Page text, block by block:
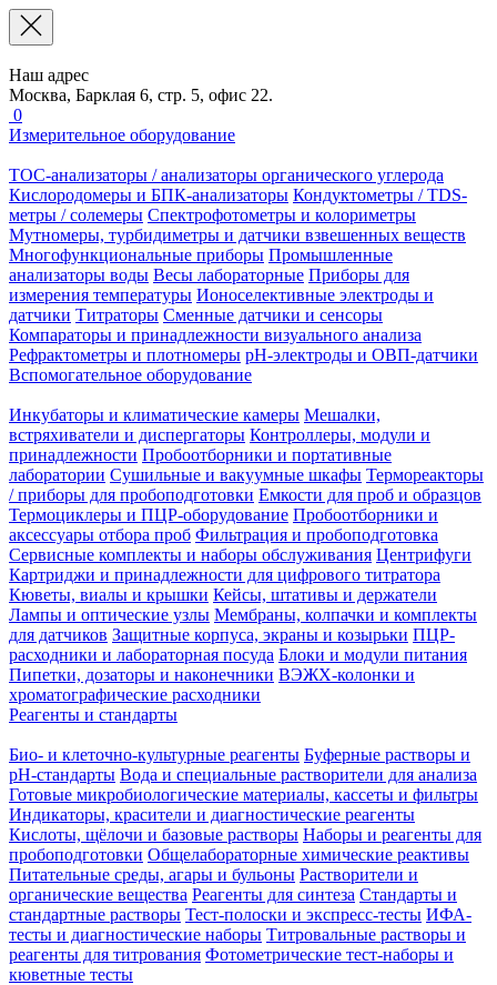
Наш адрес
Москва, Барклая 6, стр. 5, офис 22.
0
Измерительное оборудование
TOC-анализаторы / анализаторы органического углерода
Кислородомеры и БПК-анализаторы Кондуктометры / TDS-
метры / солемеры Спектрофотометры и колориметры
Мутномеры, турбидиметры и датчики взвешенных веществ
Многофункциональные приборы Промышленные
анализаторы воды Весы лабораторные Приборы для
измерения температуры Ионоселективные электроды и
датчики Титраторы Сменные датчики и сенсоры
Компараторы и принадлежности визуального анализа
Рефрактометры и плотномеры pH-электроды и ОВП-датчики
Вспомогательное оборудование
Инкубаторы и климатические камеры Мешалки,
встряхиватели и диспергаторы Контроллеры, модули и
принадлежности Пробоотборники и портативные
лаборатории Сушильные и вакуумные шкафы Термореакторы
/ приборы для пробоподготовки Емкости для проб и образцов
Термоциклеры и ПЦР-оборудование Пробоотборники и
аксессуары отбора проб Фильтрация и пробоподготовка
Сервисные комплекты и наборы обслуживания Центрифуги
Картриджи и принадлежности для цифрового титратора
Кюветы, виалы и крышки Кейсы, штативы и держатели
Лампы и оптические узлы Мембраны, колпачки и комплекты
для датчиков Защитные корпуса, экраны и козырьки ПЦР-
расходники и лабораторная посуда Блоки и модули питания
Пипетки, дозаторы и наконечники ВЭЖХ-колонки и
хроматографические расходники
Реагенты и стандарты
Био- и клеточно-культурные реагенты Буферные растворы и
pH-стандарты Вода и специальные растворители для анализа
Готовые микробиологические материалы, кассеты и фильтры
Индикаторы, красители и диагностические реагенты
Кислоты, щёлочи и базовые растворы Наборы и реагенты для
пробоподготовки Общелабораторные химические реактивы
Питательные среды, агары и бульоны Растворители и
органические вещества Реагенты для синтеза Стандарты и
стандартные растворы Тест-полоски и экспресс-тесты ИФА-
тесты и диагностические наборы Титровальные растворы и
реагенты для титрования Фотометрические тест-наборы и
кюветные тесты